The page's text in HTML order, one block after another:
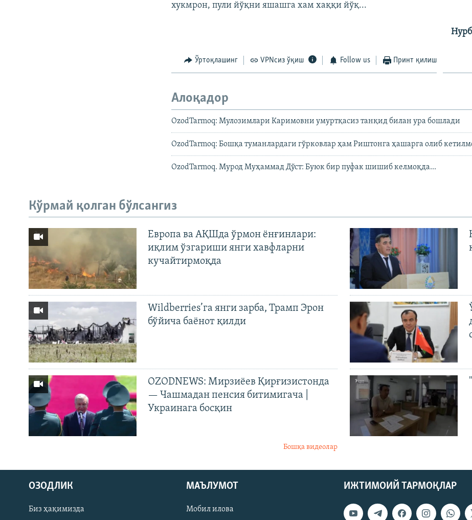
хукмрон, пули йўқни яшашга хам хаққи йўқ...
Ўртоқлашинг VPNсиз ўқиш Follow us Принт қилиш
Алоқадор
OzodTarmoq: Мулозимлари Каримовни умуртқасиз танқид билан ура бошлади
OzodTarmoq: Бошқа туманлардаги гўрковлар ҳам Риштонга ҳашарга олиб
OzodTarmoq. Мурод Муҳаммад Дўст: Буюк бир пуфак шишиб келмоқда...
Кўрмай қолган бўлсангиз
Европа ва АҚШда ўрмон ёнғинлари:
иқлим ўзгариши янги хавфларни
кучайтирмоқда
Wildberries’га янги зарба, Трамп Эрон
бўйича баёнот қилди
OZODNEWS: Мирзиёев Қирғизистонда
— Чашмадан пенсия битимигача |
Украинага босқин
Бошқа видеолар
ИЖТИМОИЙ ТАРМОҚЛАР
ОЗОДЛИК
Биз ҳақимизда
МАЪЛУМОТ
Мобил илова